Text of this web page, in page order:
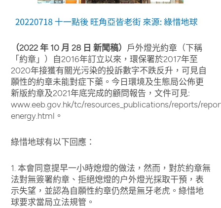
（2022 年 10 月 28 日 新聞稿）
戶外燈光約章（下稱
「約章」）自2016年訂立以來，環保署於2017年至
2020年接獲有關光污染的投訴數字不跌反升，可見自
願性的約章未能對症下藥。今日環境及生態局公佈更
新版約章及2021年底完成的顧問報告，文件可見:
www.eeb.gov.hk/tc/resources_publications/reports/
energy.html。
綠惜地球有以下回應：
1. 本會同意提早一小時熄燈的做法，然而，對於約章無
法對無簽署約章、拒絕熄燈的户外燈光採取干預，表
示失望，並認為自願性約章仍然是無牙老虎。綠惜地
球要求當局立法規管。